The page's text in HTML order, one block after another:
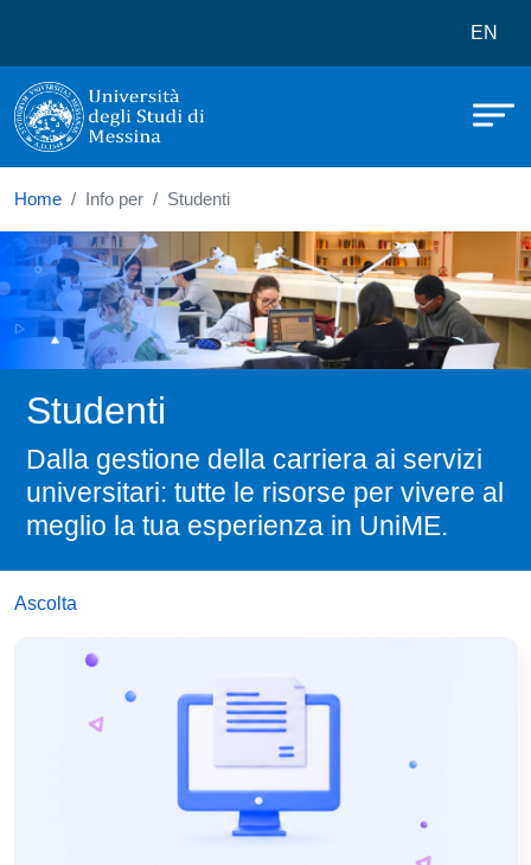
Università degli Studi di Messina
EN
Home Info per Studenti
Studenti
Dalla gestione della carriera ai servizi
universitari: tutte le risorse per vivere al
meglio la tua esperienza in UniME.
Ascolta